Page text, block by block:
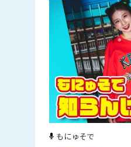
もにゅそで